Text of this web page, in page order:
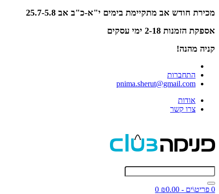
מכירת חודש אב מתקיימת בימים י"א-כ"ב אב 25.7-5.8
אספקת הזמנות 2-18 ימי עסקים
קניה מהנה!
התחברות
pnima.sherut@gmail.com
אודות
צרו קשר
0 פריט\ים - ₪0.00
0